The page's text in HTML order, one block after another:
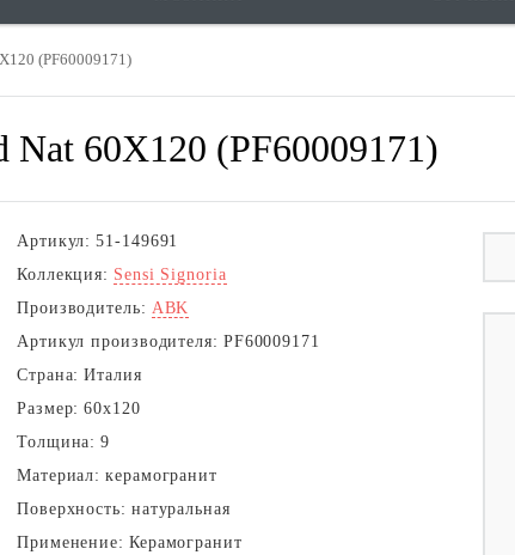
(PF60009171)
Nat 60X120 (PF60009171)
Артикул: 51-149691
Коллекция: Sensi Signoria
Производитель: ABK
Артикул производителя: PF60009171
Страна: Италия
Размер: 60x120
Толщина: 9
Материал: керамогранит
Поверхность: натуральная
Применение: Керамогранит